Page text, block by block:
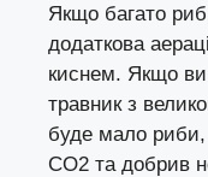
Якщо багато
додаткова
киснем. Якщо ви
травник з
буде мало риби,
СО2 та добрив